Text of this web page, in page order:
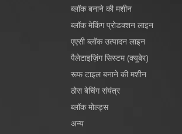
ब्लॉक बनाने की मशीन
ब्लॉक मेकिंग प्रोडक्शन लाइन
एएसी ब्लॉक उत्पादन लाइन
पैलेटाइज़िंग सिस्टम (क्यूबेर)
रूफ टाइल बनाने की मशीन
ठोस बेचिंग संयंत्र
ब्लॉक मोल्ड्स
अन्य